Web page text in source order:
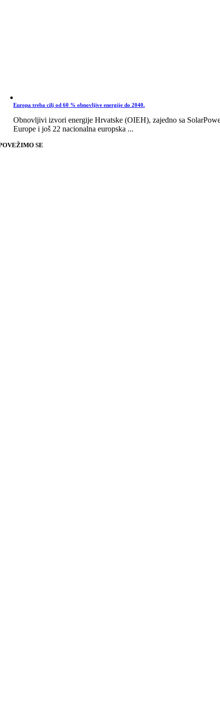
Europa treba cilj od 60 % obnovljive energije do 2040.
Obnovljivi izvori energije Hrvatske (OIEH), zajedno sa
Europe i još 22 nacionalna europska ...
SE